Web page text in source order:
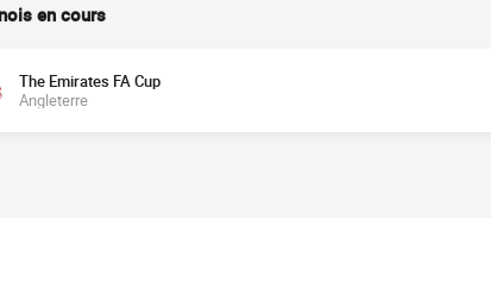
en cours
The Emirates FA Cup
Angleterre